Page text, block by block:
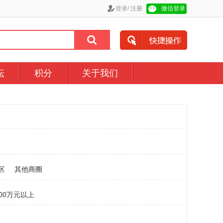
登录/ 注册 微信登录
积分 关于我们
其他商圈
万元以上